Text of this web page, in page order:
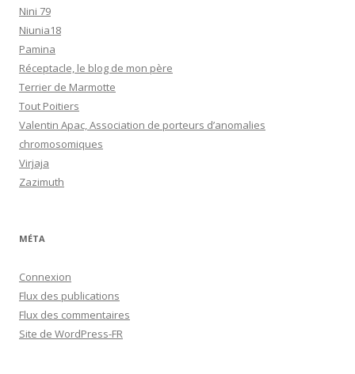
Nini 79
Niunia18
Pamina
Réceptacle, le blog de mon père
Terrier de Marmotte
Tout Poitiers
Valentin Apac, Association de porteurs d’anomalies
chromosomiques
Virjaja
Zazimuth
MÉTA
Connexion
Flux des publications
Flux des commentaires
Site de WordPress-FR